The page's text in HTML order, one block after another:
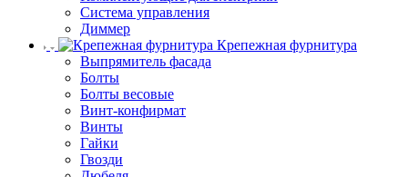
Система управления
Диммер
Крепежная фурнитура
Выпрямитель фасада
Болты
Болты весовые
Винт-конфирмат
Винты
Гайки
Гвозди